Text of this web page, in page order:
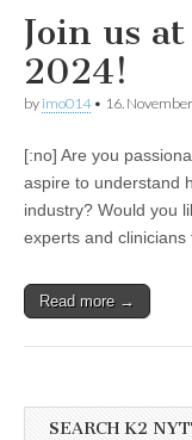
Join us
2024!
by imo014• 16.
[:no] Are you
aspire to understand
industry? Would you
experts and
Read more →
SEARCH K2